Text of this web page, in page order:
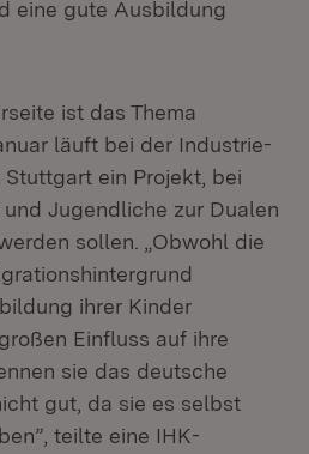
eine gute Ausbildung
ist das Thema
läuft bei der Industrie-
ein Projekt, bei
Jugendliche zur Dualen
sollen. „Obwohl die
ihrer Kinder
Einfluss auf ihre
sie das deutsche
gut, da sie es selbst
teilte eine IHK-